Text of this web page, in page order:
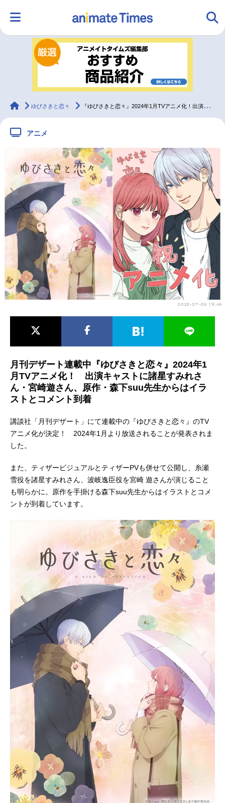
ランキング アニメ
ラジオ みんなの声
2.5次元 配信・Vtuber トレンド 無料マンガ
最新記事一覧
アニメ記事一覧 声優記事一覧
アニメ映画一覧 実写化映画一覧
今期アニメ曜日別一覧
春アニメ 夏アニメ
男性声優/女性声優一覧
animateTimes
ゆびさきと恋々 『ゆびさきと恋々』2024年1月TVアニメ化！出演キャストに諸星すみれ・宮崎遊
アニメ
2023-07-05 19:45
月刊デザート連載中『ゆびさきと恋々』2024年1
月TVアニメ化！ 出演キャストに諸星すみれさ
ん・宮崎遊さん、原作・森下suu先生からはイラ
ストとコメント到着
講談社「月刊デザート」にて連載中の『ゆびさきと恋々』のTV
アニメ化が決定！ 2024年1月より放送されることが発表されま
した。
また、ティザービジュアルとティザーPVも併せて公開し、糸瀬
雪役を諸星すみれさん、波岐逸臣役を宮崎 遊さんが演じること
も明らかに。原作を手掛ける森下suu先生からはイラストとコメ
ントが到着しています。